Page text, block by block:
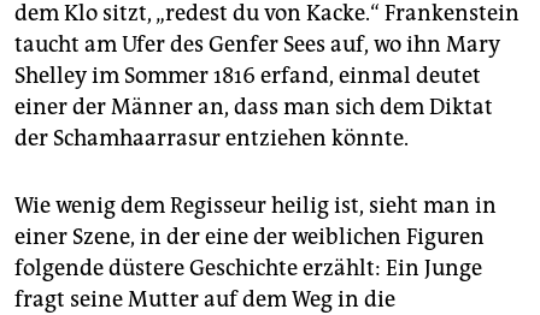
dem Klo sitzt, „redest du von Kacke.“ Frankenstein
taucht am Ufer des Genfer Sees auf, wo ihn Mary
Shelley im Sommer 1816 erfand, einmal deutet
einer der Männer an, dass man sich dem Diktat
der Schamhaarrasur entziehen könnte.
Wie wenig dem Regisseur heilig ist, sieht man in
einer Szene, in der eine der weiblichen Figuren
folgende düstere Geschichte erzählt: Ein Junge
fragt seine Mutter auf dem Weg in die